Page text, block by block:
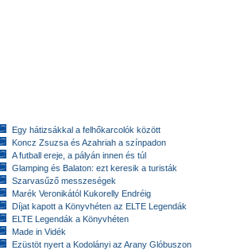
Egy hátizsákkal a felhőkarcolók között
Koncz Zsuzsa és Azahriah a színpadon
A futball ereje, a pályán innen és túl
Glamping és Balaton: ezt keresik a turisták
Szarvasűző messzeségek
Marék Veronikától Kukorelly Endréig
Díjat kapott a Könyvhéten az ELTE Legendák
ELTE Legendák a Könyvhéten
Made in Vidék
Ezüstöt nyert a Kodolányi az Arany Glóbuszon